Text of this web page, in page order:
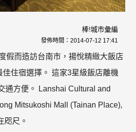
棒!城市彙編
發佈時間： 2014-07-12 17:41
假而造訪台南市，揚悅精緻大飯店
住宿選擇。 這家3星級飯店離機
通方便。 Lanshai Cultural and
Mitsukoshi Mall (Tainan Place),
咫尺。